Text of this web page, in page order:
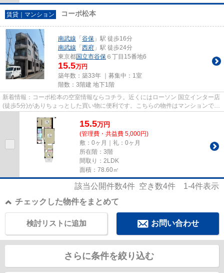
賃貸｜マンション コーポ松本
南武線 「 谷保 」駅 徒歩16分
南武線 「 西府 」駅 徒歩24分
東京都国立市谷保 ６丁目15番地6
15.5万円
築年数：築33年 ｜募集中： 1室
階数：3階建 地下1階
新着情報：コーポ松本の空室情報ならコチラ。近くにはローソン 国立インター店
(徒歩5分)がありちょっとした買い物に便利です。こちらの物件はマンションで
15.5万円
(管理費・共益費 5,000円)
敷：0ヶ月｜礼：0ヶ月
所在階：3階
間取り：2LDK
面積：78.60㎡
該当公開件数4件 空き数4件 1-4件表示
チェックした物件をまとめて
お問い合わせ
検討リストに追加
さらに条件を絞り込む